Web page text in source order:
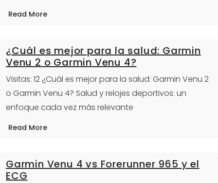
Read More
¿Cuál es mejor para la salud: Garmin
Venu 2 o Garmin Venu 4?
Visitas: 12 ¿Cuál es mejor para la salud: Garmin Venu 2
o Garmin Venu 4? Salud y relojes deportivos: un
enfoque cada vez más relevante
Read More
Garmin Venu 4 vs Forerunner 965 y el
ECG